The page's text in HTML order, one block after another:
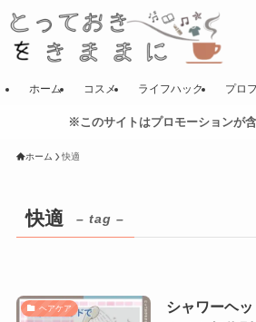
ホーム コスメ ライフハック プロ
※このサイトはプロモーションが含
ホーム 快適
快適 – tag –
ヘアケア
シャワーヘ